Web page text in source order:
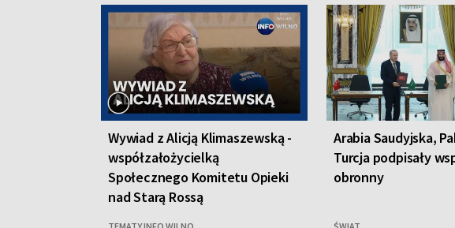
Wywiad z Alicją Klimaszewską -
współzałożycielką
Społecznego Komitetu Opieki
nad Starą Rossą
Arabia Saudyjska,
Turcja podpisały
obronny